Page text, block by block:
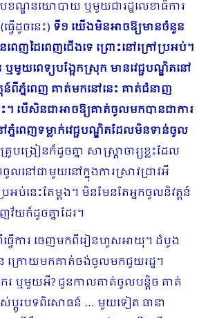
បខណ្ឌនយោបាយ ឬមួយជារដ្ឋលេខាធិការ
វើដូចនេះ) ទី១ យើងមិនអាចឱ្យមានចំនួន
នពេញដៃពេញជើងទេ ព្រោះនៅក្រៅប្រអប់។
ឬមួយពេទ្យបង្អែកស្រុក​ មានវេជ្ជបណ្ឌិតនៅ
ន៍ពីភ្នំពេញ គាត់មកនៅនេះ គាត់ជំនាញ
។ បើសិនជាអាចឱ្យគាត់ចូលមកបានជាការ
ភ្នំពេញទម្លាក់វេជ្ជបណ្ឌិតដែលមិនទាន់ចូល
គ្រូបង្រៀនក៏ដូចគ្នា សាស្ត្រាចារ្យខ្លះដែល
លនៅជាមួយនៅក្នុងការស្រាវជ្រាវអី
អប់នេះតែម្តង។ មិនមែនតែអ្នកចូលនិវត្តន៍
វ័យក៏ដូចគ្នាដែរ។
ធ្វើការ ចេញមកពីរៀន​ហួសអាយុ។ ដំបូង
ក្រោយមកគាត់ចង់ចូលមកជួយរដ្ឋ។
រ ឬមួយអី? ជួនកាលគាត់ចូលបន្តិច គាត់
ស់ប្តូរបទពិសោធន៍ … មួយទៀត ធានា